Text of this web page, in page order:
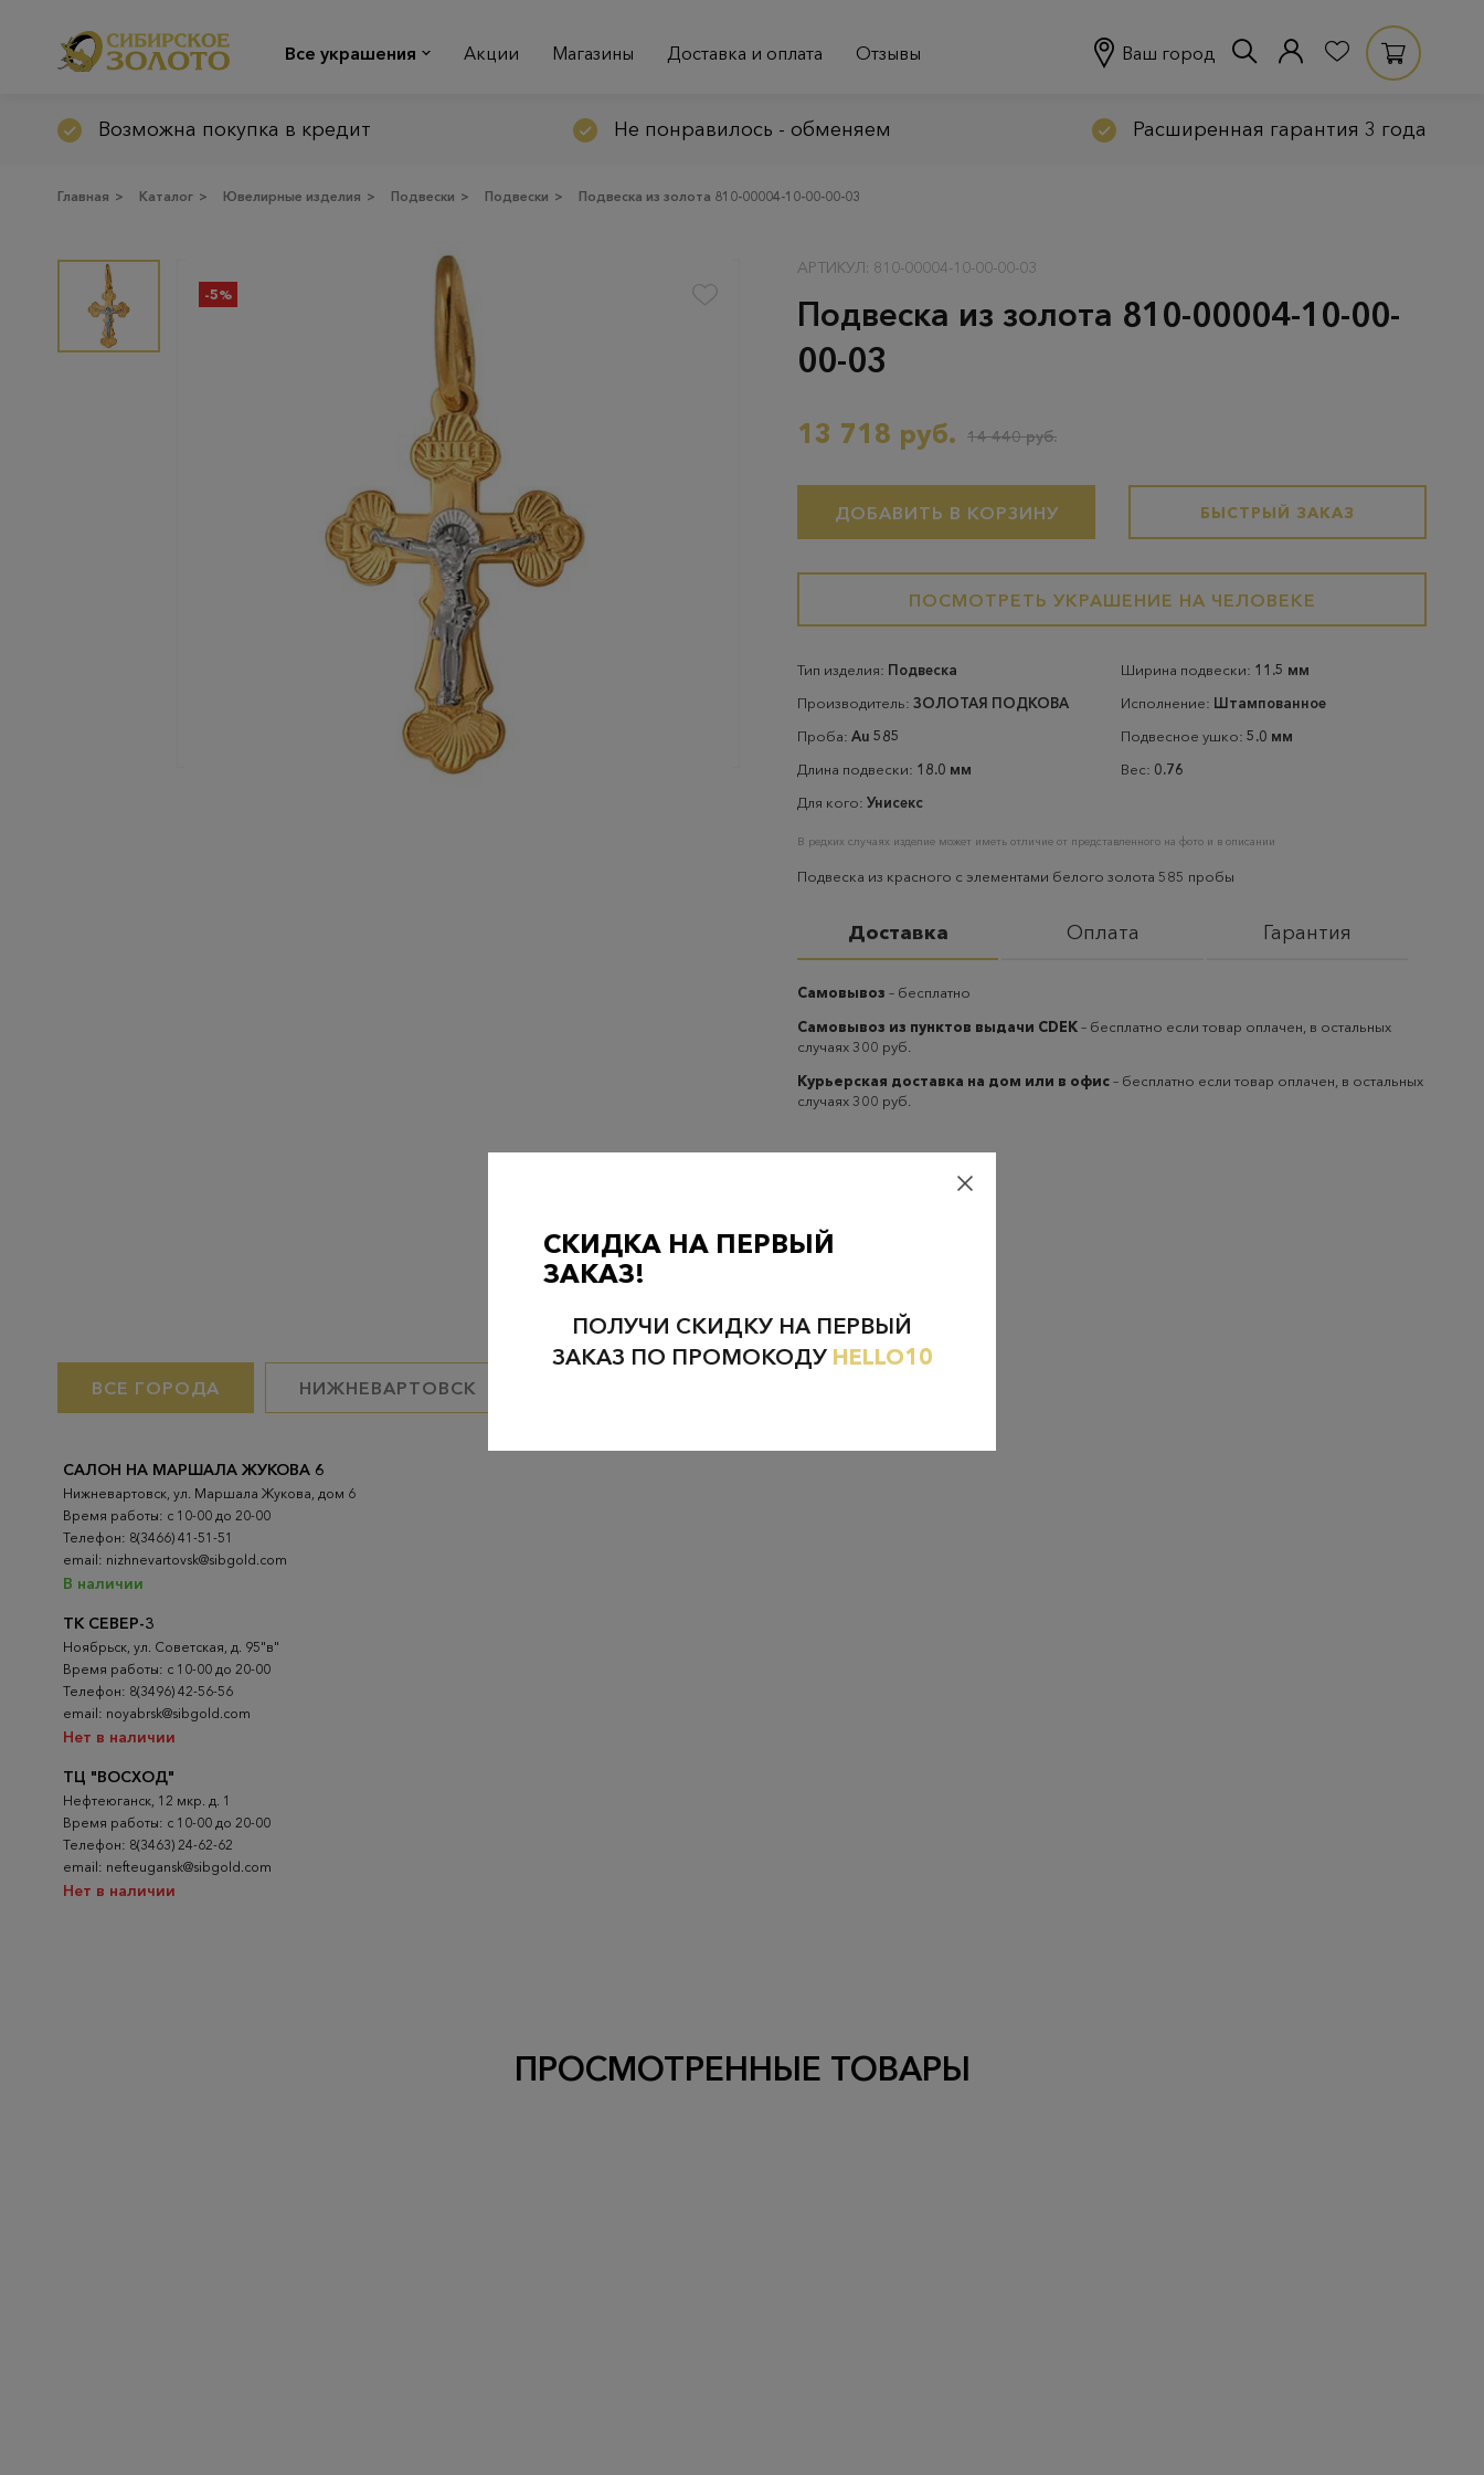
Все украшения Акции Магазины Доставка и оплата Отзывы Ваш город
Возможна покупка в кредит Не понравилось - обменяем Расширенная гарантия 3 года
Главная > Каталог > Ювелирные изделия > Подвески > Подвески > Подвеска из золота 810-00004-10-00-00-03
-5%
АРТИКУЛ: 810-00004-10-00-00-03
Подвеска из золота 810-00004-10-00-
00-03
13 718 руб. 14 440 руб.
ДОБАВИТЬ В КОРЗИНУ БЫСТРЫЙ ЗАКАЗ
ПОСМОТРЕТЬ УКРАШЕНИЕ НА ЧЕЛОВЕКЕ
Тип изделия: Подвеска
Производитель: ЗОЛОТАЯ ПОДКОВА
Проба: Au 585
Длина подвески: 18.0 мм
Для кого: Унисекс
Ширина подвески: 11.5 мм
Исполнение: Штампованное
Подвесное ушко: 5.0 мм
Вес: 0.76
В редких случаях изделие может иметь отличие от представленного на фото и в описании
Подвеска из красного с элементами белого золота 585 пробы
Доставка Оплата Гарантия
Самовывоз – бесплатно
Самовывоз из пунктов выдачи CDEK– бесплатно если товар оплачен, в остальных
случаях 300 руб.
Курьерская доставка на дом или в офис– бесплатно если товар оплачен, в остальных
случаях 300 руб.
Проверьте наличие в магазинах
ВСЕ ГОРОДА НИЖНЕВАРТОВСК
ТК СЕВЕР-3
Ноябрьск, ул. Советская, д. 95"в"
Время работы: с 10-00 до 20-00
Телефон: 8(3496) 42-56-56
email: noyabrsk@sibgold.com
Нет в наличии
ТЦ "ВОСХОД"
Нефтеюганск, 12 мкр. д. 1
Время работы: с 10-00 до 20-00
Телефон: 8(3463) 24-62-62
email: nefteugansk@sibgold.com
Нет в наличии
САЛОН НА МАРШАЛА ЖУКОВА 6
Нижневартовск, ул. Маршала Жукова, дом 6
Время работы: с 10-00 до 20-00
Телефон: 8(3466) 41-51-51
email: nizhnevartovsk@sibgold.com
В наличии
ПРОСМОТРЕННЫЕ ТОВАРЫ
СКИДКА НА ПЕРВЫЙ
ЗАКАЗ!
ПОЛУЧИ СКИДКУ НА ПЕРВЫЙ
ЗАКАЗ ПО ПРОМОКОДУ HELLO10